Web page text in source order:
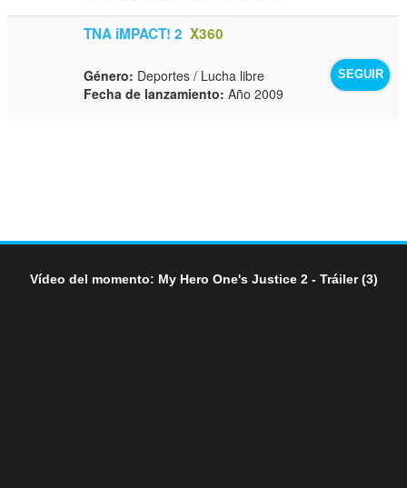
TNA iMPACT! 2 X360
SEGUIR
Género: Deportes / Lucha libre
Fecha de lanzamiento: Año 2009
Vídeo del momento: My Hero One's Justice 2 - Tráiler (3)